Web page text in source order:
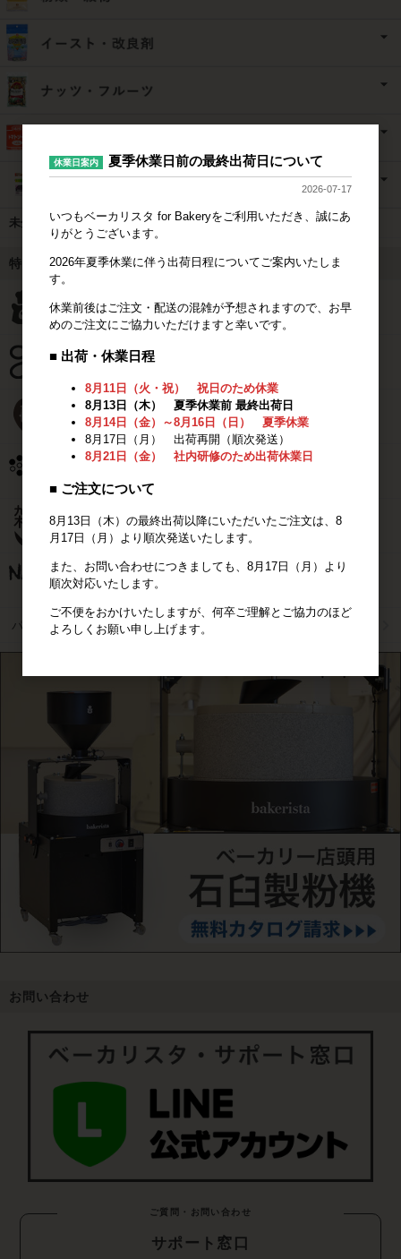
未分類
特集
パン用小麦粉比較
お問い合わせ
ご質問・お問い合わせ
サポート窓口
休業日案内 夏季休業日前の最終出荷日について
2026-07-17
いつもベーカリスタ for Bakeryをご利用いただき、誠にあ
りがとうございます。
2026年夏季休業に伴う出荷日程についてご案内いたしま
す。
休業前後はご注文・配送の混雑が予想されますので、お早
めのご注文にご協力いただけますと幸いです。
■ 出荷・休業日程
8月11日（火・祝） 祝日のため休業
8月13日（木） 夏季休業前 最終出荷日
8月14日（金）～8月16日（日） 夏季休業
8月17日（月） 出荷再開（順次発送）
8月21日（金） 社内研修のため出荷休業日
■ ご注文について
8月13日（木）の最終出荷以降にいただいたご注文は、8
月17日（月）より順次発送いたします。
また、お問い合わせにつきましても、8月17日（月）より
順次対応いたします。
ご不便をおかけいたしますが、何卒ご理解とご協力のほど
よろしくお願い申し上げます。